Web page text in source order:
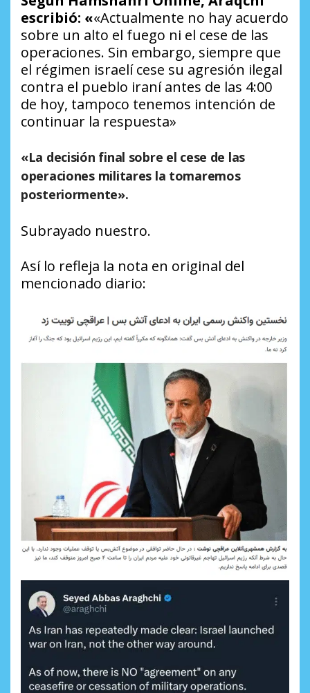
escribió: ««Actualmente no hay acuerdo
sobre un alto el fuego ni el cese de las
operaciones. Sin embargo, siempre que
el régimen israelí cese su agresión ilegal
contra el pueblo iraní antes de las 4:00
de hoy, tampoco tenemos intención de
continuar la respuesta»
«La decisión final sobre el cese de las
operaciones militares la tomaremos
posteriormente».
Subrayado nuestro.
Así lo refleja la nota en original del
mencionado diario: